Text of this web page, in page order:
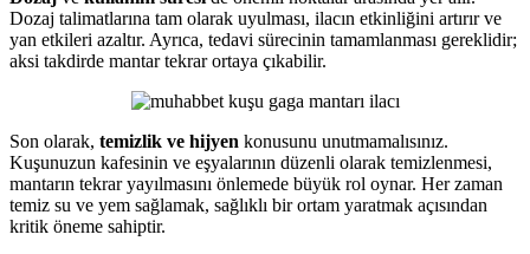
Dozaj talimatlarına tam olarak uyulması, ilacın etkinliğini artırır ve
yan etkileri azaltır. Ayrıca, tedavi sürecinin tamamlanması gereklidir;
aksi takdirde mantar tekrar ortaya çıkabilir.
Son olarak, temizlik ve hijyen konusunu unutmamalısınız.
Kuşunuzun kafesinin ve eşyalarının düzenli olarak temizlenmesi,
mantarın tekrar yayılmasını önlemede büyük rol oynar. Her zaman
temiz su ve yem sağlamak, sağlıklı bir ortam yaratmak açısından
kritik öneme sahiptir.